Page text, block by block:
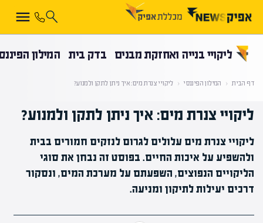
ליקויי בנייה ואחזקת מבנים בדק בית המילון
דף הבית ‹ המילון הפיננסי ‹ ליקויי צנרת מים: איך ניתן לתקן ולמנוע?
ליקויי צנרת מים: איך ניתן לתקן ולמנוע?
ליקויי צנרת מים עלולים לגרום לנזקים חמורים בבית
ולהשפיע על איכות החיים. בפוסט זה נבחן את סוגי
הליקויים הנפוצים, השפעתם על מערכת המים, ונסקור
דרכים יעילות לתיקון ומניעה.